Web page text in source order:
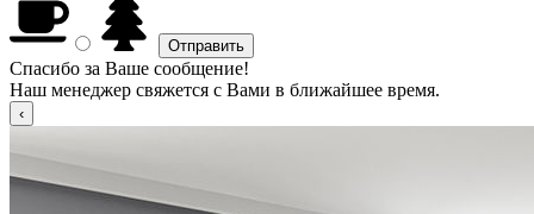
Спасибо за Ваше сообщение!
Наш менеджер свяжется с Вами в ближайшее время.